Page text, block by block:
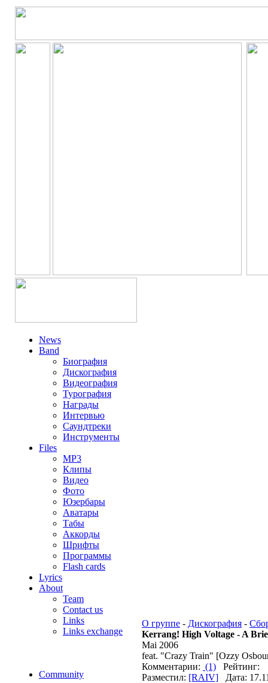
News
Band
Биография
Дискография
Видеография
Турография
Награды
Интервью
Саундтреки
Инструменты
Files
MP3
Клипы
Видео
Фото
Юзербары
Аватары
Табы
Аккорды
Шрифты
Программы
Flash cards
Lyrics
About
Team
Contact us
Links
Links exchange
Community
О группе - Дискография -
Kerrang! High Voltage - A
Mai 2006
feat. "Crazy Train" [Ozzy
Комментарии: (1) Рейтинг:
Разместил: [RAIV] Дата: